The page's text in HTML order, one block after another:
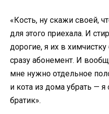
«Кость, ну скажи своей,
для этого приехала. И
дорогие, я их в
сразу абонемент. И
мне нужно отдельное
и кота из дома убрать —
братик».